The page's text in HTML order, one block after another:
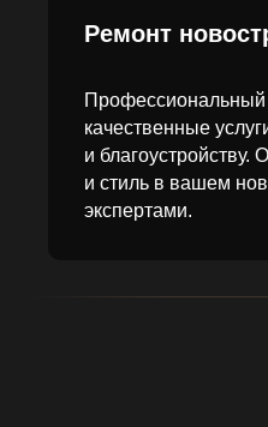
Ремонт
Профессиональный
качественные
и благоустройству.
и стиль в вашем
экспертами.